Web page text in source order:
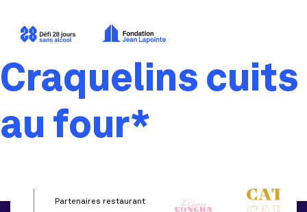
Craquelins cuits
au four*
Partenaires restaurant